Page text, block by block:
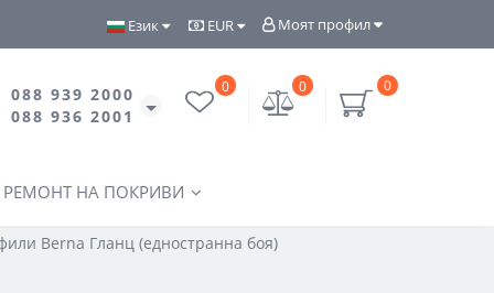
Моят профил
EUR
Език
088 939 2000
088 936 2001
0
0
0
РЕМОНТ НА ПОКРИВИ
Berna Гланц (едностранна боя)